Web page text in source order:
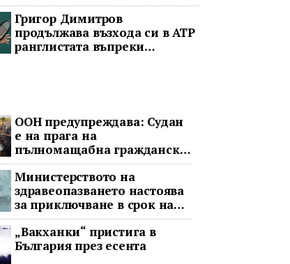
Григор Димитров
продължава възхода си в ATP
ранглистата въпреки
ООН предупреждава: Судан
е на прага на
пълномащабна гражданска
война
Министерството на
здравеопазването настоява
за приключване в срок на
два ключови строителни
проекта
„Вакханки“ пристига в
България през есента